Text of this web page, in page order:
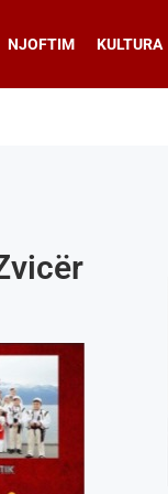
NJOFTIM KULTURA